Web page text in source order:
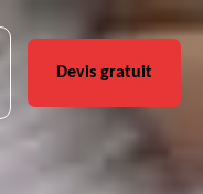
Devis gratuit